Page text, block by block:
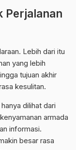
Perjalanan
Lebih dari itu
yang lebih
tujuan akhir
kesulitan.
dilihat dari
armada
informasi.
besar rasa